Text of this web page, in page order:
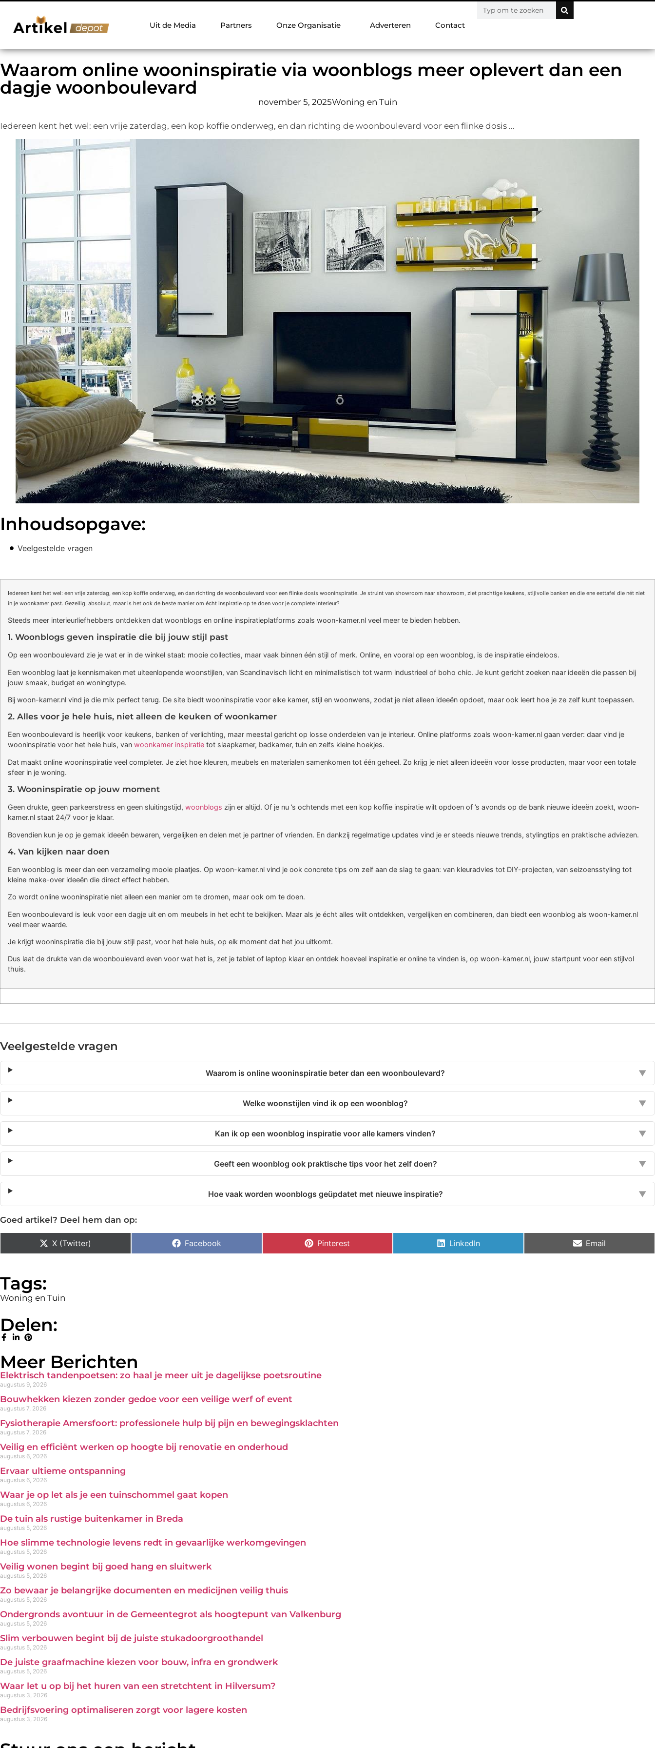
Uit de Media Partners Onze Organisatie Adverteren Contact
Waarom online wooninspiratie via woonblogs meer oplevert dan een
dagje woonboulevard
november 5, 2025Woning en Tuin
Iedereen kent het wel: een vrije zaterdag, een kop koffie onderweg, en dan richting de woonboulevard voor een flinke dosis ...
Inhoudsopgave:
Veelgestelde vragen
Iedereen kent het wel: een vrije zaterdag, een kop koffie onderweg, en dan richting de woonboulevard voor een flinke dosis wooninspiratie. Je struint van showroom naar showroom, ziet prachtige keukens, stijlvolle banken en die ene eettafel die nét niet
in je woonkamer past. Gezellig, absoluut, maar is het ook de beste manier om écht inspiratie op te doen voor je complete interieur?
Steeds meer interieurliefhebbers ontdekken dat woonblogs en online inspiratieplatforms zoals woon-kamer.nl veel meer te bieden hebben.
1. Woonblogs geven inspiratie die bij jouw stijl past
Op een woonboulevard zie je wat er in de winkel staat: mooie collecties, maar vaak binnen één stijl of merk. Online, en vooral op een woonblog, is de inspiratie eindeloos.
Een woonblog laat je kennismaken met uiteenlopende woonstijlen, van Scandinavisch licht en minimalistisch tot warm industrieel of boho chic. Je kunt gericht zoeken naar ideeën die passen bij
jouw smaak, budget en woningtype.
Bij woon-kamer.nl vind je die mix perfect terug. De site biedt wooninspiratie voor elke kamer, stijl en woonwens, zodat je niet alleen ideeën opdoet, maar ook leert hoe je ze zelf kunt toepassen.
2. Alles voor je hele huis, niet alleen de keuken of woonkamer
Een woonboulevard is heerlijk voor keukens, banken of verlichting, maar meestal gericht op losse onderdelen van je interieur. Online platforms zoals woon-kamer.nl gaan verder: daar vind je
wooninspiratie voor het hele huis, van woonkamer inspiratie tot slaapkamer, badkamer, tuin en zelfs kleine hoekjes.
Dat maakt online wooninspiratie veel completer. Je ziet hoe kleuren, meubels en materialen samenkomen tot één geheel. Zo krijg je niet alleen ideeën voor losse producten, maar voor een totale
sfeer in je woning.
3. Wooninspiratie op jouw moment
Geen drukte, geen parkeerstress en geen sluitingstijd, woonblogs zijn er altijd. Of je nu ’s ochtends met een kop koffie inspiratie wilt opdoen of ’s avonds op de bank nieuwe ideeën zoekt, woon-
kamer.nl staat 24/7 voor je klaar.
Bovendien kun je op je gemak ideeën bewaren, vergelijken en delen met je partner of vrienden. En dankzij regelmatige updates vind je er steeds nieuwe trends, stylingtips en praktische adviezen.
4. Van kijken naar doen
Een woonblog is meer dan een verzameling mooie plaatjes. Op woon-kamer.nl vind je ook concrete tips om zelf aan de slag te gaan: van kleuradvies tot DIY-projecten, van seizoensstyling tot
kleine make-over ideeën die direct effect hebben.
Zo wordt online wooninspiratie niet alleen een manier om te dromen, maar ook om te doen.
Een woonboulevard is leuk voor een dagje uit en om meubels in het echt te bekijken. Maar als je écht alles wilt ontdekken, vergelijken en combineren, dan biedt een woonblog als woon-kamer.nl
veel meer waarde.
Je krijgt wooninspiratie die bij jouw stijl past, voor het hele huis, op elk moment dat het jou uitkomt.
Dus laat de drukte van de woonboulevard even voor wat het is, zet je tablet of laptop klaar en ontdek hoeveel inspiratie er online te vinden is, op woon-kamer.nl, jouw startpunt voor een stijlvol
thuis.
Veelgestelde vragen
Waarom is online wooninspiratie beter dan een woonboulevard? ▼
Welke woonstijlen vind ik op een woonblog? ▼
Kan ik op een woonblog inspiratie voor alle kamers vinden? ▼
Geeft een woonblog ook praktische tips voor het zelf doen? ▼
Hoe vaak worden woonblogs geüpdatet met nieuwe inspiratie? ▼
Goed artikel? Deel hem dan op:
X (Twitter) Facebook Pinterest LinkedIn Email
Tags:
Woning en Tuin
Delen:
Meer Berichten
Elektrisch tandenpoetsen: zo haal je meer uit je dagelijkse poetsroutine
augustus 9, 2026
Bouwhekken kiezen zonder gedoe voor een veilige werf of event
augustus 7, 2026
Fysiotherapie Amersfoort: professionele hulp bij pijn en bewegingsklachten
augustus 7, 2026
Veilig en efficiënt werken op hoogte bij renovatie en onderhoud
augustus 6, 2026
Ervaar ultieme ontspanning
augustus 6, 2026
Waar je op let als je een tuinschommel gaat kopen
augustus 6, 2026
De tuin als rustige buitenkamer in Breda
augustus 5, 2026
Hoe slimme technologie levens redt in gevaarlijke werkomgevingen
augustus 5, 2026
Veilig wonen begint bij goed hang en sluitwerk
augustus 5, 2026
Zo bewaar je belangrijke documenten en medicijnen veilig thuis
augustus 5, 2026
Ondergronds avontuur in de Gemeentegrot als hoogtepunt van Valkenburg
augustus 5, 2026
Slim verbouwen begint bij de juiste stukadoorgroothandel
augustus 5, 2026
De juiste graafmachine kiezen voor bouw, infra en grondwerk
augustus 5, 2026
Waar let u op bij het huren van een stretchtent in Hilversum?
augustus 3, 2026
Bedrijfsvoering optimaliseren zorgt voor lagere kosten
augustus 3, 2026